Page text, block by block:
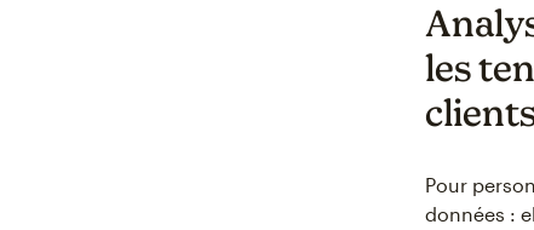
les
Pour
données :